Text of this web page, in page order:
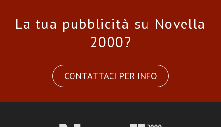
La tua pubblicità su Novella
2000?
CONTATTACI PER INFO